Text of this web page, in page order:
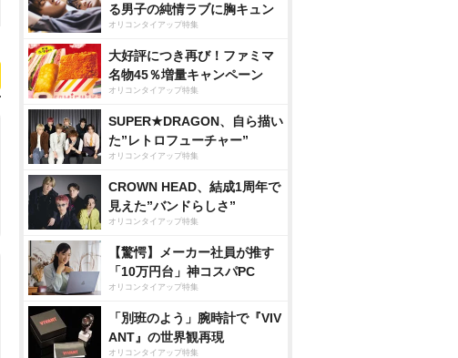
る男子の純情ラブに胸キュン
オリコンタイアップ特集
大好評につき再び！ファミマ
名物45％増量キャンペーン
オリコンタイアップ特集
SUPER★DRAGON、自ら描い
た”レトロフューチャー”
オリコンタイアップ特集
CROWN HEAD、結成1周年で
見えた”バンドらしさ”
オリコンタイアップ特集
【驚愕】メーカー社員が推す
「10万円台」神コスパPC
オリコンタイアップ特集
「別班のよう」腕時計で『VIV
ANT』の世界観再現
オリコンタイアップ特集